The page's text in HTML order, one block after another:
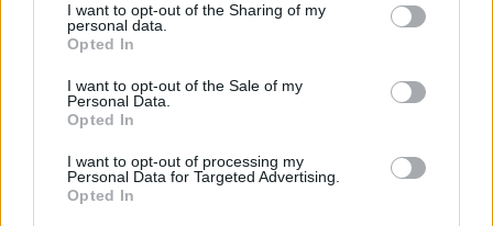
I want to opt-out of the Sharing of my
personal data.
Opted In
I want to opt-out of the Sale of my
Personal Data.
Opted In
I want to opt-out of processing my
Personal Data for Targeted Advertising.
Opted In
ομάδα του «Πολίτη»